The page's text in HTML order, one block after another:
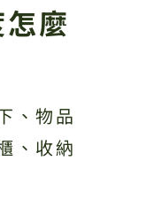
麼
、物品
、收納